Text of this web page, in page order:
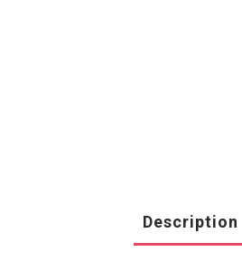
Description